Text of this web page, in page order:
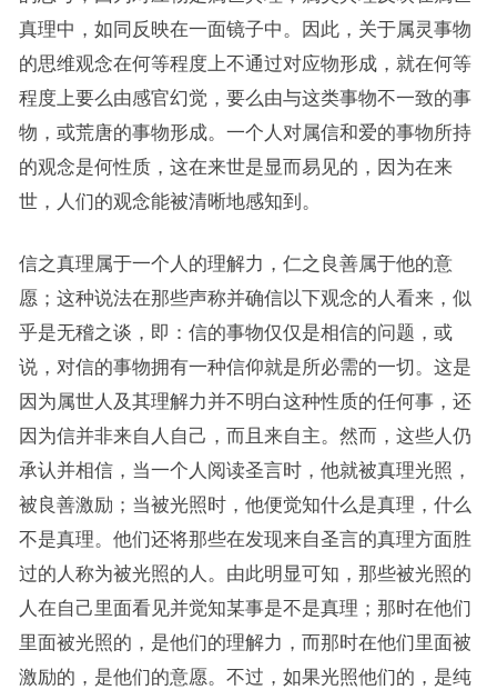
真理中，如同反映在一面镜子中。因此，关于属灵事物
的思维观念在何等程度上不通过对应物形成，就在何等
程度上要么由感官幻觉，要么由与这类事物不一致的事
物，或荒唐的事物形成。一个人对属信和爱的事物所持
的观念是何性质，这在来世是显而易见的，因为在来
世，人们的观念能被清晰地感知到。
信之真理属于一个人的理解力，仁之良善属于他的意
愿；这种说法在那些声称并确信以下观念的人看来，似
乎是无稽之谈，即：信的事物仅仅是相信的问题，或
说，对信的事物拥有一种信仰就是所必需的一切。这是
因为属世人及其理解力并不明白这种性质的任何事，还
因为信并非来自人自己，而且来自主。然而，这些人仍
承认并相信，当一个人阅读圣言时，他就被真理光照，
被良善激励；当被光照时，他便觉知什么是真理，什么
不是真理。他们还将那些在发现来自圣言的真理方面胜
过的人称为被光照的人。由此明显可知，那些被光照的
人在自己里面看见并觉知某事是不是真理；那时在他们
里面被光照的，是他们的理解力，而那时在他们里面被
激励的，是他们的意愿。不过，如果光照他们的，是纯